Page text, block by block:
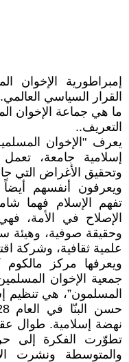
إمبراطورية
القرار السياسي العالمي..
ما هي جماعة الإخوان
التعريف..
يعرف "الإخوان
إسلامية جامعة،
وتحقيق الأغراض التي
ويعرفون أنفسهم
تفهم الإسلام فهما
الإصلاح في الأمة،
وحقيقة صوفية، وهيئة
علمية ثقافية، وشركة
ويعرفها مركز مالكوم
جمعية الإخوان
المسلمون”، هي
نهضة إسلامية. طوال
تطوّرت الفكرة إلى
والمتوسطة ونشرت